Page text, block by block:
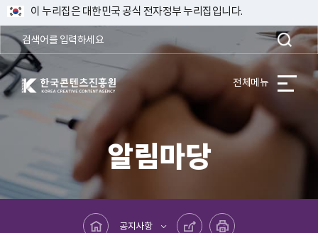
이 누리집은 대한민국 공식 전자정부 누리집입니다.
한국콘텐츠진흥원 KOREA CREATIVE CONTENT AGENCY 전체메뉴
알림마당
메인페이지로 바로가기
공지사항
공유하기 프린트하기